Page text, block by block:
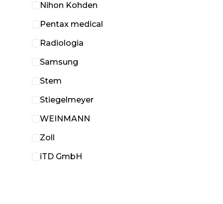
Nihon Kohden
Pentax medical
Radiologia
Samsung
Stem
Stiegelmeyer
WEINMANN
Zoll
iTD GmbH